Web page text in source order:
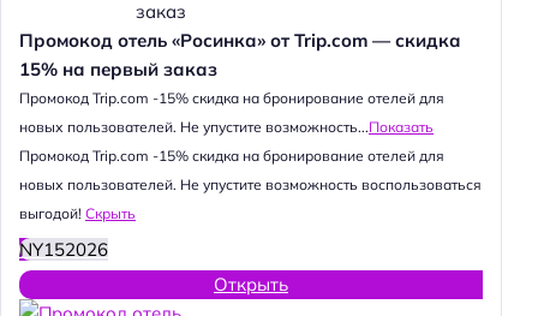
Промокод отель «Росинка» от Trip.com — скидка
15% на первый заказ
Промокод Trip.com -15% скидка на бронирование отелей для
новых пользователей. Не упустите возможность...Показать
Промокод Trip.com -15% скидка на бронирование отелей для
новых пользователей. Не упустите возможность воспользоваться
выгодой! Скрыть
NY152026
Открыть